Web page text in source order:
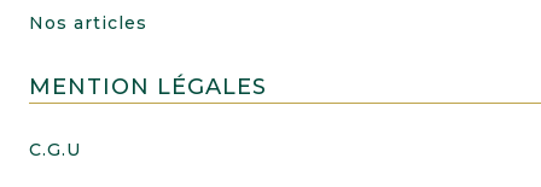
Nos articles
MENTION LÉGALES
C.G.U